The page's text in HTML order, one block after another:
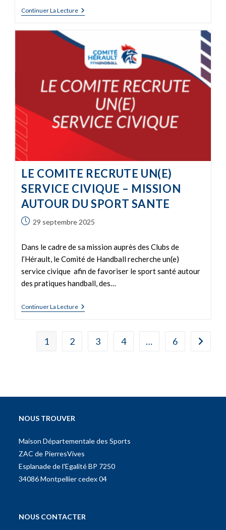
Continuer La Lecture
LE COMITE RECRUTE UN(E)
SERVICE CIVIQUE – MISSION
AUTOUR DU SPORT SANTE
29 septembre 2025
Dans le cadre de sa mission auprès des Clubs de
l’Hérault, le Comité de Handball recherche un(e)
service civique afin de favoriser le sport santé autour
des pratiques handball, des…
Continuer La Lecture
1 2 3 4 … 6
NOUS TROUVER
Maison Départementale des Sports
ZAC de PierresVives
Esplanade de l'Egalité BP 7250
34086 Montpellier cedex 04
NOUS CONTACTER